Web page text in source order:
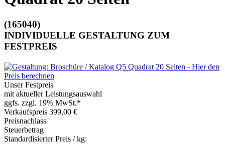
(165040)
INDIVIDUELLE GESTALTUNG ZUM
FESTPREIS
Unser Festpreis
mit aktueller Leistungsauswahl
ggfs. zzgl. 19% MwSt.*
Verkaufspreis 399,00 €
Preisnachlass
Steuerbetrag
Standardisierter Preis / kg: